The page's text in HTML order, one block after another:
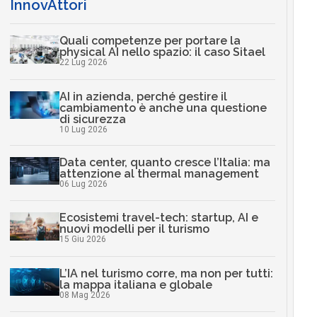
InnovAttori
Quali competenze per portare la
physical AI nello spazio: il caso Sitael
22 Lug 2026
AI in azienda, perché gestire il
cambiamento è anche una questione
di sicurezza
10 Lug 2026
Data center, quanto cresce l’Italia: ma
attenzione al thermal management
06 Lug 2026
Ecosistemi travel-tech: startup, AI e
nuovi modelli per il turismo
15 Giu 2026
L’IA nel turismo corre, ma non per tutti:
la mappa italiana e globale
08 Mag 2026